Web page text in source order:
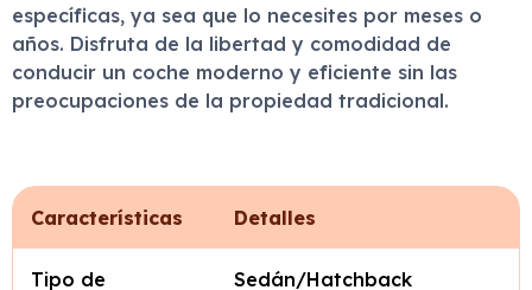
específicas, ya sea que lo necesites por meses o
años. Disfruta de la libertad y comodidad de
conducir un coche moderno y eficiente sin las
preocupaciones de la propiedad tradicional.
Características Detalles
Tipo de Sedán/Hatchback